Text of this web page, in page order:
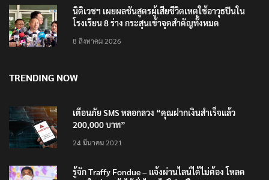
8 สิงหาคม 2026
นิติเวชฯ เผยผลชันสูตรผู้เสียชีวิตเหตุใช้อาวุธปืนใน
เตือนภัย SMS หลอกลวง “คุณฝากเงินสำเร็จแล้ว
24 มีนาคม 2021